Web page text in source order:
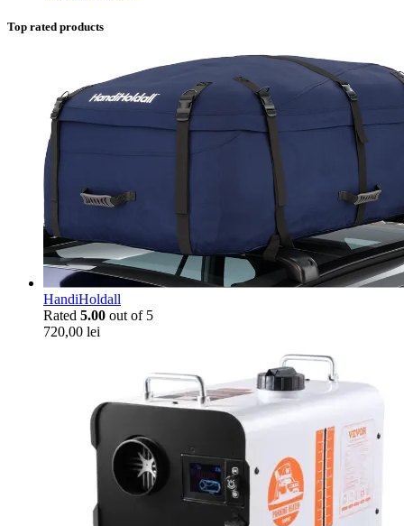
Top rated products
HandiHoldall
Rated 5.00 out of 5
720,00 lei